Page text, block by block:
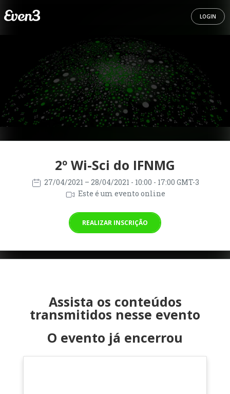
LOGIN
2º Wi-Sci do IFNMG
27/04/2021 – 28/04/2021 - 10:00 - 17:00 GMT-3
Este é um evento online
REALIZAR INSCRIÇÃO
Assista os conteúdos
transmitidos nesse evento
O evento já encerrou